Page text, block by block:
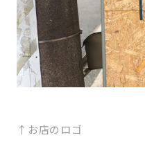
↑お店のロゴ